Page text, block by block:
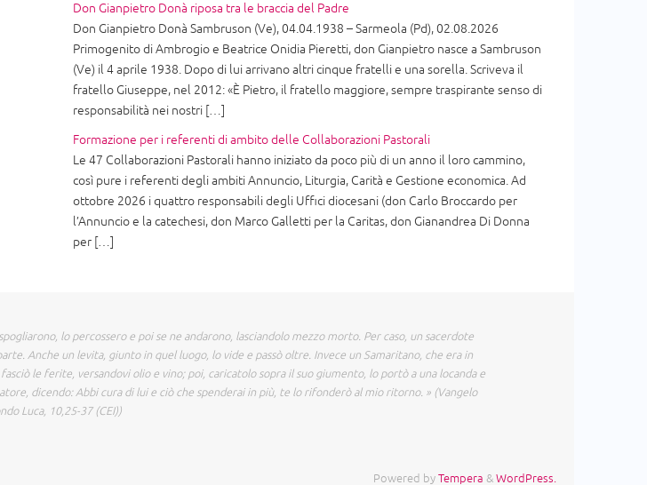
Don Gianpietro Donà riposa tra le braccia del Padre
Don Gianpietro Donà Sambruson (Ve), 04.04.1938 – Sarmeola (Pd), 02.08.2026
Primogenito di Ambrogio e Beatrice Onidia Pieretti, don Gianpietro nasce a Sambruson
(Ve) il 4 aprile 1938. Dopo di lui arrivano altri cinque fratelli e una sorella. Scriveva il
fratello Giuseppe, nel 2012: «È Pietro, il fratello maggiore, sempre traspirante senso di
responsabilità nei nostri […]
Formazione per i referenti di ambito delle Collaborazioni Pastorali
Le 47 Collaborazioni Pastorali hanno iniziato da poco più di un anno il loro cammino,
così pure i referenti degli ambiti Annuncio, Liturgia, Carità e Gestione economica. Ad
ottobre 2026 i quattro responsabili degli Uffici diocesani (don Carlo Broccardo per
l’Annuncio e la catechesi, don Marco Galletti per la Caritas, don Gianandrea Di Donna
per […]
lo percossero e poi se ne andarono, lasciandolo mezzo morto. Per caso, un sacerdote
Anche un levita, giunto in quel luogo, lo vide e passò oltre. Invece un Samaritano, che era in
le ferite, versandovi olio e vino; poi, caricatolo sopra il suo giumento, lo portò a una locanda e
dicendo: Abbi cura di lui e ciò che spenderai in più, te lo rifonderò al mio ritorno. » (Vangelo
Luca, 10,25-37 (CEI))
Powered byTempera &WordPress.